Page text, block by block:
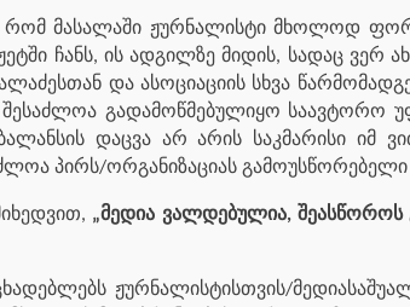
რომ მასალაში ჟურნალისტი მხოლოდ
ჩანს, ის ადგილზე მიდის, სადაც ვერ
და ასოციაციის სხვა
გადამოწმებულიყო საავტორო
დაცვა არ არის საკმარისი იმ
პირს/ორგანიზაციას გამოუსწორებელი
„მედია ვალდებულია, შეასწოროს
ჟურნალისტისთვის/